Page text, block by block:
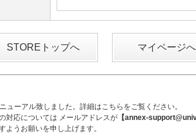
STOREトップへ マイページへ
ューアル致しました。詳細は こちら をご覧ください。
対応については メールアドレスが 【annex-
ようお願いを申し上げます。